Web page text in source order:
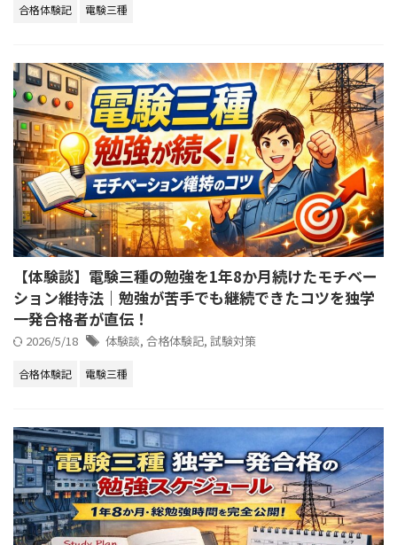
合格体験記 電験三種
【体験談】電験三種の勉強を1年8か月続けたモチベー
ション維持法｜勉強が苦手でも継続できたコツを独学
一発合格者が直伝！
2026/5/18 体験談, 合格体験記, 試験対策
合格体験記 電験三種